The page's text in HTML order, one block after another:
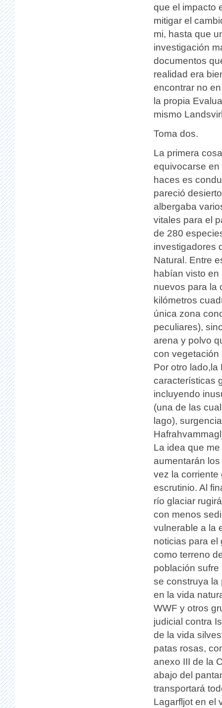
que el impacto
mitigar el
mi, hasta que
investigación
documentos
realidad era
encontrar no
la propia
mismo
Toma dos.
La primera
equivocarse
haces es
pareció
albergaba
vitales para el
de 280
investigadores
Natural. Entre
habían visto
nuevos para la
kilómetros
única zona
peculiares),
arena y polvo
con vegetación
Por otro lado,la
características
incluyendo
(una de las
lago),
La idea que
aumentarán
vez la corriente
escrutinio. Al
río glaciar
con menos
vulnerable a la
noticias para el
como terreno
población
se construya la
en la vida
WWF y otros
judicial contra
de la vida
patas rosas,
anexo III de la
abajo del
transportará
Lagarfljot en el